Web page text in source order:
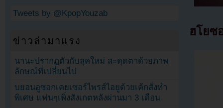
ฮโยซ
Tweets by @KpopYouzab
ข่าวล่ามาแรง
นานะปรากฏตัวกับลุคใหม่ สะดุดตาด้วยภาพ
ลักษณ์ที่เปลี่ยนไป
บยอนอูซอกเคยเซอร์ไพรส์ไอยูด้วยเค้กสั่งทำ
พิเศษ แฟนๆเพิ่งสังเกตหลังผ่านมา 3 เดือน